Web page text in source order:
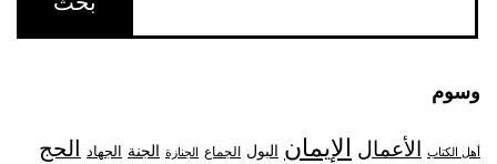
وسوم
أهل الكتاب الأعمال الإيمان البول الجماع الجنازة الجنة الجهاد الحج